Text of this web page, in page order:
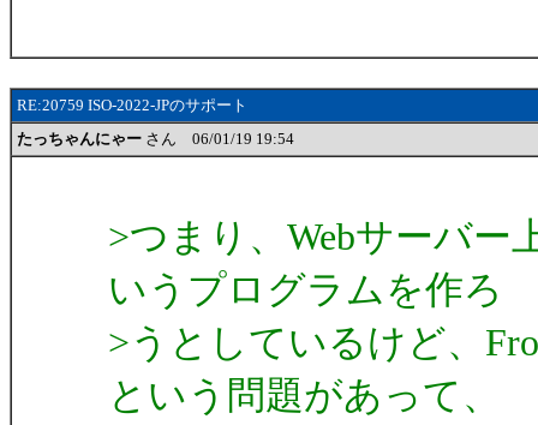
RE:20759 ISO-2022-JPのサポート
たっちゃんにゃー さん 06/01/19 19:54
>つまり、Webサーバー
いうプログラムを作ろ
>うとしているけど、
という問題があって、